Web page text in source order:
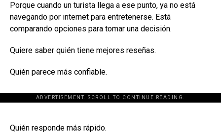
Porque cuando un turista llega a ese punto, ya no está
navegando por internet para entretenerse. Está
comparando opciones para tomar una decisión.
Quiere saber quién tiene mejores reseñas.
Quién parece más confiable.
ADVERTISEMENT. SCROLL TO CONTINUE READING.
[adsforwp id="243463"]
Quién responde más rápido.